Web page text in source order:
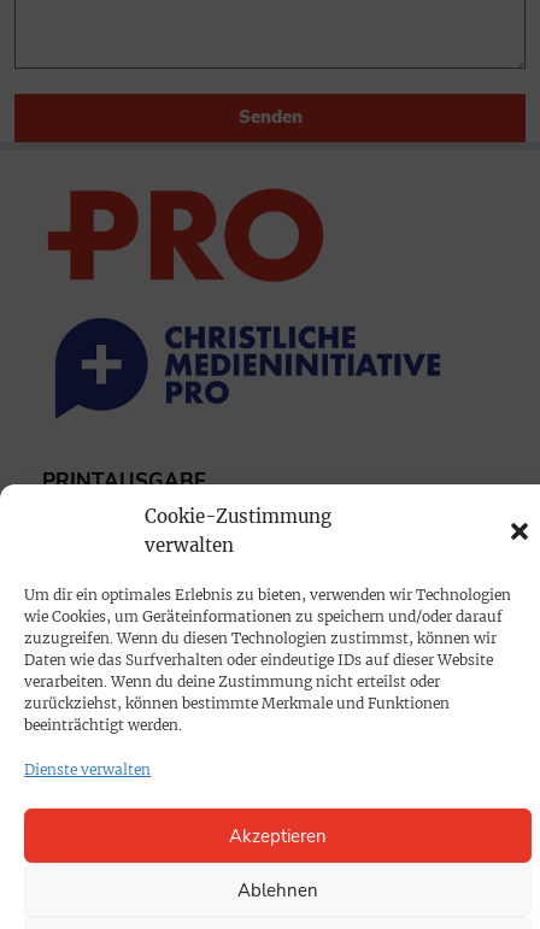
Cookie-Zustimmung
verwalten
Um dir ein optimales Erlebnis zu bieten, verwenden wir Technologien
wie Cookies, um Geräteinformationen zu speichern und/oder darauf
zuzugreifen. Wenn du diesen Technologien zustimmst, können wir
Daten wie das Surfverhalten oder eindeutige IDs auf dieser Website
verarbeiten. Wenn du deine Zustimmung nicht erteilst oder
zurückziehst, können bestimmte Merkmale und Funktionen
beeinträchtigt werden.
Dienste verwalten
Akzeptieren
Ablehnen
Senden
PRINTAUSGABE
Mediadaten
PROKOMPAKT
Impressum
SPENDEN
Datenschutz
KONTAKT